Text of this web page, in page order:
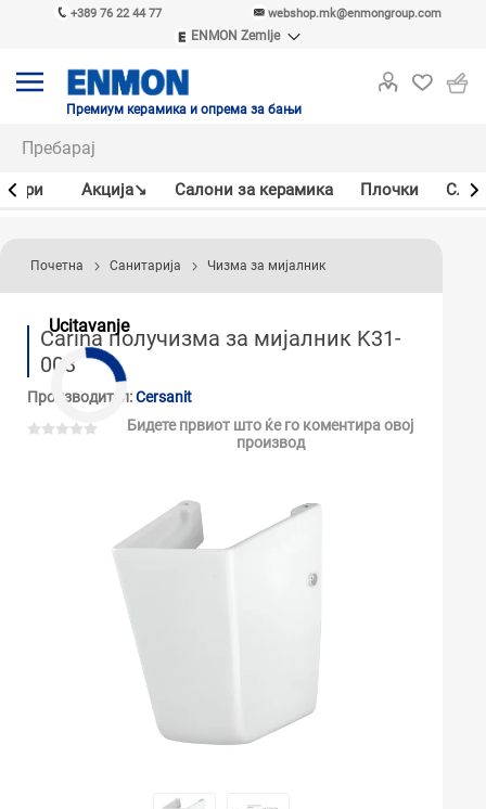
+389 76 22 44 77 webshop.mk@enmongroup.com
ENMON Zemlje
ENMON MKD
Премиум керамика и опрема за бањи
Акцијa↘ Салони за керамика Плочки
Ucitavanje
Почетна Санитарија Чизма за мијалник
Carina получизма за мијалник K31-
003
Производител:Cersanit
Бидете првиот што ќе го коментира овој
производ